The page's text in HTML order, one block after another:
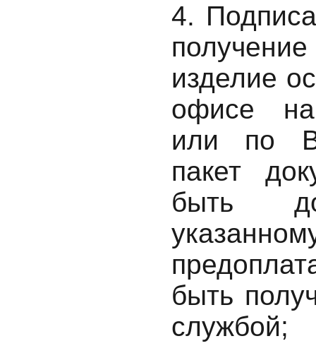
4.
изделие
офисе
или по
пакет
быть
быть
службой;